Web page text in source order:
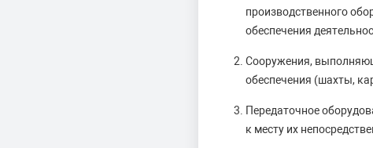
производственного
обеспечения
Сооружения,
обеспечения (шахты,
Передаточное
к месту их